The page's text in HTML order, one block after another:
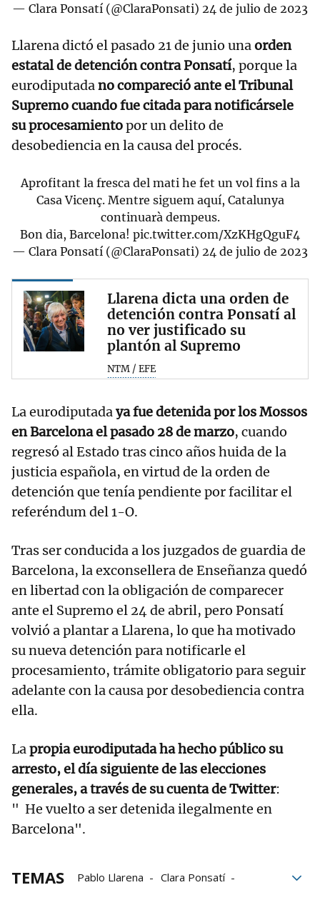
— Clara Ponsatí (@ClaraPonsati) 24 de julio de 2023
Llarena dictó el pasado 21 de junio unaorden
estatal de detención contra Ponsatí, porque la
eurodiputadano compareció ante el Tribunal
Supremo cuando fue citada para notificársele
su procesamientopor un delito de
desobediencia en la causa del procés.
Aprofitant la fresca del mati he fet un vol fins a la
Casa Vicenç. Mentre siguem aquí, Catalunya
continuarà dempeus.
Bon dia, Barcelona! pic.twitter.com/XzKHgQguF4
— Clara Ponsatí (@ClaraPonsati) 24 de julio de 2023
Llarena dicta una orden de
detención contra Ponsatí al
no ver justificado su
plantón al Supremo
NTM / EFE
La eurodiputadaya fue detenida por los Mossos
en Barcelona el pasado 28 de marzo, cuando
regresó al Estado tras cinco años huida de la
justicia española, en virtud de la orden de
detención que tenía pendiente por facilitar el
referéndum del 1-O.
Tras ser conducida a los juzgados de guardia de
Barcelona, la exconsellera de Enseñanza quedó
en libertad con la obligación de comparecer
ante el Supremo el 24 de abril, pero Ponsatí
volvió a plantar a Llarena, lo que ha motivado
su nueva detención para notificarle el
procesamiento, trámite obligatorio para seguir
adelante con la causa por desobediencia contra
ella.
Lapropia eurodiputada ha hecho público su
arresto, el día siguiente de las elecciones
generales, a través de su cuenta de Twitter:
" He vuelto a ser detenida ilegalmente en
Barcelona".
TEMAS Pablo Llarena
Clara Ponsatí